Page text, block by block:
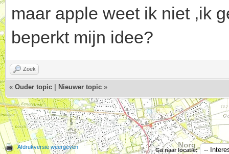
maar apple weet ik niet ,ik
beperkt mijn idee?
Zoek
« Ouder topic Nieuwer topic »
Afdrukversie weergeven Ga naar locatie: